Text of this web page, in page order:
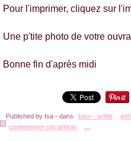
Pour l'imprimer, cliquez sur
Une p'tite photo de votre
Bonne fin d'après midi
Published by Isa - dans tuto - grille
commenter cet article
…